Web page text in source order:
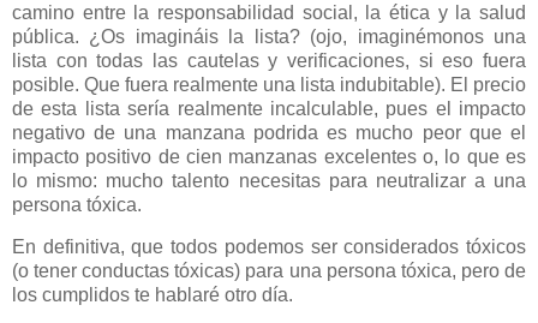
camino entre la responsabilidad social, la ética y la salud
pública. ¿Os imagináis la lista? (ojo, imaginémonos una
lista con todas las cautelas y verificaciones, si eso fuera
posible. Que fuera realmente una lista indubitable). El precio
de esta lista sería realmente incalculable, pues el impacto
negativo de una manzana podrida es mucho peor que el
impacto positivo de cien manzanas excelentes o, lo que es
lo mismo: mucho talento necesitas para neutralizar a una
persona tóxica.
En definitiva, que todos podemos ser considerados tóxicos
(o tener conductas tóxicas) para una persona tóxica, pero de
los cumplidos te hablaré otro día.